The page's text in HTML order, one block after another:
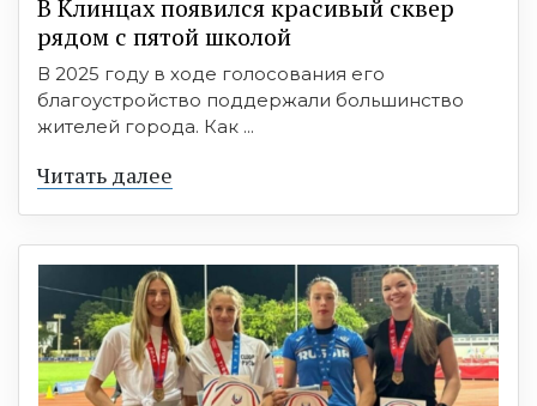
В Клинцах появился красивый сквер
рядом с пятой школой
В 2025 году в ходе голосования его
благоустройство поддержали большинство
жителей города. Как ...
Читать далее